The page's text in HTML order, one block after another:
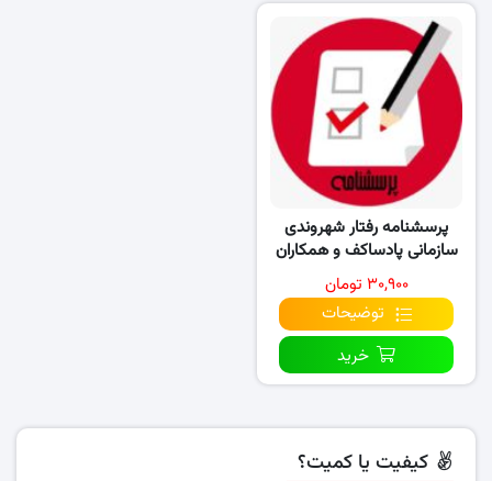
پرسشنامه رفتار شهروندی
سازمانی پادساکف و همکاران
۳۰,۹۰۰ تومان
توضیحات
خرید
کیفیت یا کمیت؟